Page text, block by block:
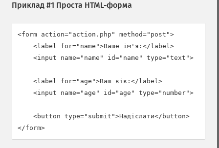
Приклад #1 Проста HTML-форма
<form action="action.php" method="post">
    <label for="name">Ваше ім'я:</label>
    <input name="name" id="name" type="text">
    <label for="age">Ваш вік:</label>
    <input name="age" id="age" type="number">
    <button type="submit">Надіслати</button>
</form>